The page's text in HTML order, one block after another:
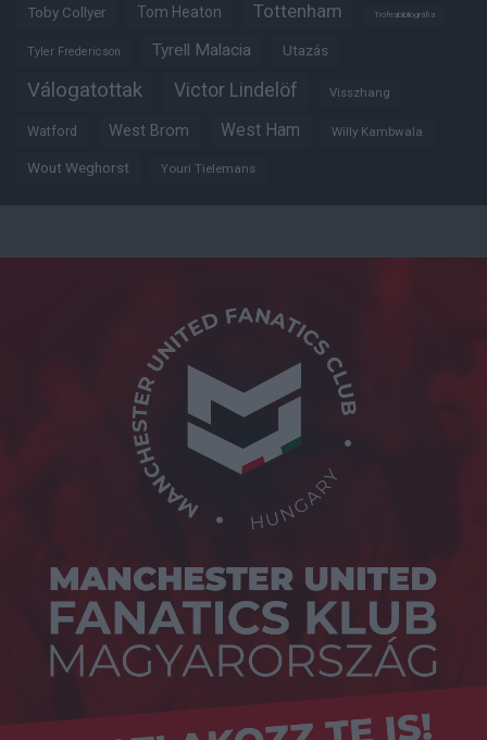
Toby Collyer Tom Heaton Tottenham Trófeabibliográfia
Tyler Fredericson Tyrell Malacia Utazás
Válogatottak Victor Lindelöf Visszhang
Watford West Brom West Ham Willy Kambwala
Wout Weghorst Youri Tielemans